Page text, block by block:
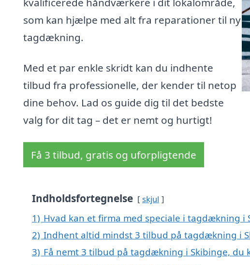
som kan hjælpe med alt fra reparationer til ny
tagdækning.
Med et par enkle skridt kan du indhente
tilbud fra professionelle, der kender til netop
dine behov. Lad os guide dig til det bedste
valg for dit tag – det er nemt og hurtigt!
Få 3 tilbud, gratis og uforpligtende
Indholdsfortegnelse skjul
1) Hvad kan et firma med speciale i tagdækning i
2) Indhent altid mindst 3 tilbud på tagdækning i
3) Få nemt 3 tilbud på tagdækning i Skibinge, du